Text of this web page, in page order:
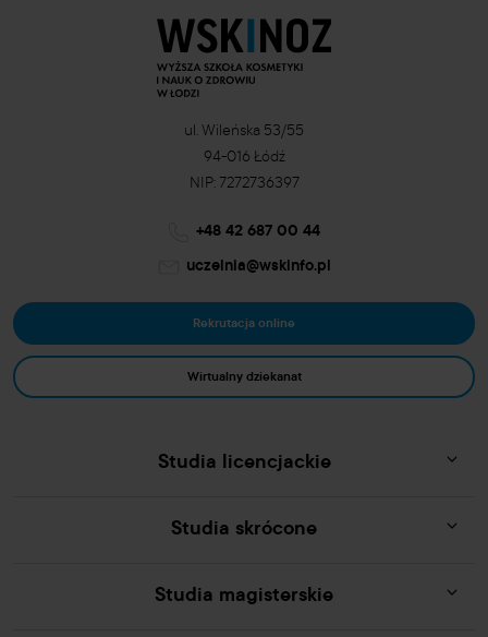
ul. Wileńska 53/55
94-016 Łódź
NIP: 7272736397
+48 42 687 00 44
uczelnia@wskinfo.pl
Rekrutacja online
Wirtualny dziekanat
Studia licencjackie
Studia skrócone
Studia magisterskie